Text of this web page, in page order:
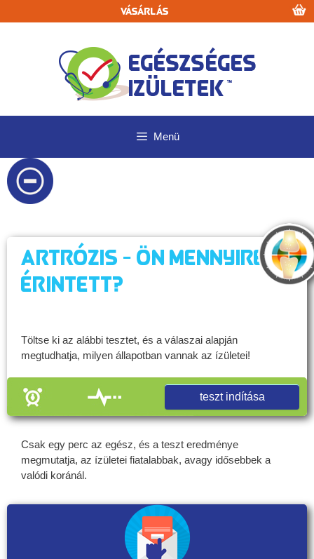
a
Vásárlás
Menü
Artrózis - Ön mennyire
érintett?
Töltse ki az alábbi tesztet, és a válaszai alapján
megtudhatja, milyen állapotban vannak az ízületei!
teszt indítása
Csak egy perc az egész, és a teszt eredménye
megmutatja, az ízületei fiatalabbak, avagy idősebbek a
valódi koránál.